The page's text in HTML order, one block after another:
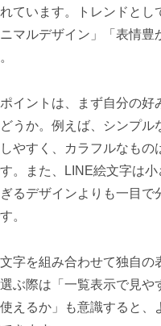
ています。トレンドとし
マルデザイン」「表情豊
イントは、まず自分の好
うか。例えば、シンプル
やすく、カラフルなもの
。また、LINE絵文字は小
るデザインよりも一目で
。
字を組み合わせて独自の
ぶ際は「一覧表示で見や
えるか」も意識すると、